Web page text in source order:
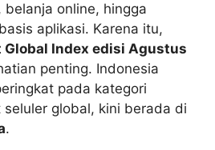
online, hingga
aplikasi. Karena itu,
Global Index edisi Agustus
penting. Indonesia
pada kategori
global, kini berada di
.